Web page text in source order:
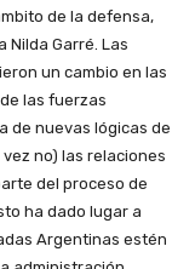
de la defensa,
Nilda Garré. Las
un cambio en las
las fuerzas
de nuevas lógicas de
no) las relaciones
del proceso de
ha dado lugar a
Argentinas estén